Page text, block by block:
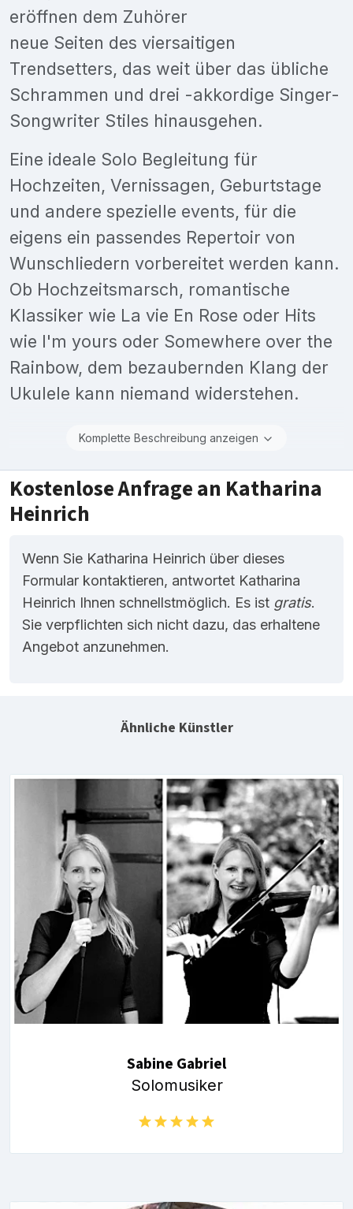
eröffnen dem Zuhörer
neue Seiten des viersaitigen
Trendsetters, das weit über das übliche
Schrammen und drei -akkordige Singer-
Songwriter Stiles hinausgehen.
Eine ideale Solo Begleitung für
Hochzeiten, Vernissagen, Geburtstage
und andere spezielle events, für die
eigens ein passendes Repertoir von
Wunschliedern vorbereitet werden kann.
Ob Hochzeitsmarsch, romantische
Klassiker wie La vie En Rose oder Hits
wie I'm yours oder Somewhere over the
Rainbow, dem bezaubernden Klang der
Ukulele kann niemand widerstehen.
Komplette Beschreibung anzeigen
Kostenlose Anfrage an Katharina
Heinrich
Wenn Sie Katharina Heinrich über dieses
Formular kontaktieren, antwortet Katharina
Heinrich Ihnen schnellstmöglich. Es ist gratis.
Sie verpflichten sich nicht dazu, das erhaltene
Angebot anzunehmen.
Ähnliche Künstler
Sabine Gabriel
Solomusiker